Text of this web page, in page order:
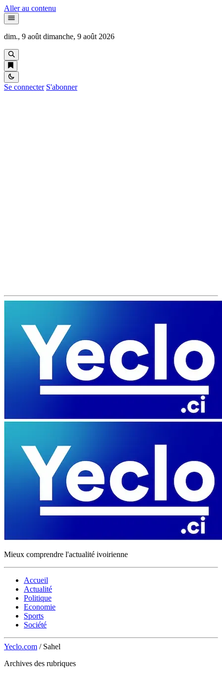
Aller au contenu
dim., 9 août dimanche, 9 août 2026
Se connecter S'abonner
Mieux comprendre l'actualité ivoirienne
Accueil
Actualité
Politique
Economie
Sports
Société
Yeclo.com / Sahel
Archives des rubriques